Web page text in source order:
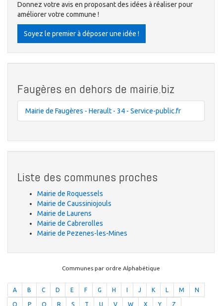
Donnez votre avis en proposant des idées à réaliser pour
améliorer votre commune !
Soyez le premier à déposer une idée !
Faugères en dehors de mairie.biz
Mairie de Faugères - Herault - 34 - Service-public.fr
Liste des communes proches
Mairie de Roquessels
Mairie de Caussiniojouls
Mairie de Laurens
Mairie de Cabrerolles
Mairie de Pezenes-les-Mines
Communes par ordre Alphabétique
A B C D E F G H J K L M N
O P Q R S T U V W X Y Z